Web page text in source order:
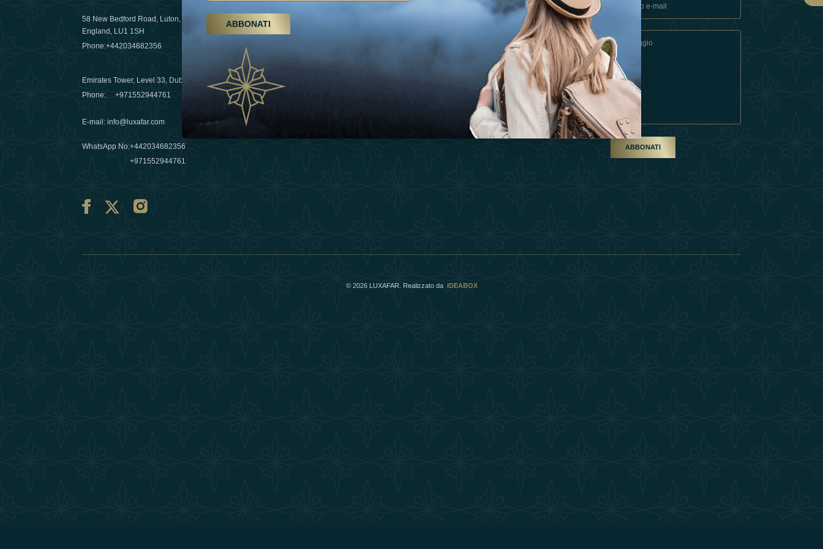
58 New Bedford Road, Luton,
England, LU1 1SH
Phone:+442034682356
Emirates Tower, Level 33, Dubai, UAE
Phone:+971552944761
E-mail :info@luxafar.com
WhatsApp No:+442034682356
+971552944761
Escursioni, trattamenti termali e yoga, gli
Emirati Arabi Uniti crescono come
destinazione del benessere
03 April 2025
Évasions hivernales pour les voyageurs des
Émirats: refinir le voyage de luxe
10 March 2025
Esperienza
Termini E Condizioni
Diventa Un Partner
Our Team
ABBONATI
© 2026 LUXAFAR. Realizzato da IDEABOX
ABBONATI